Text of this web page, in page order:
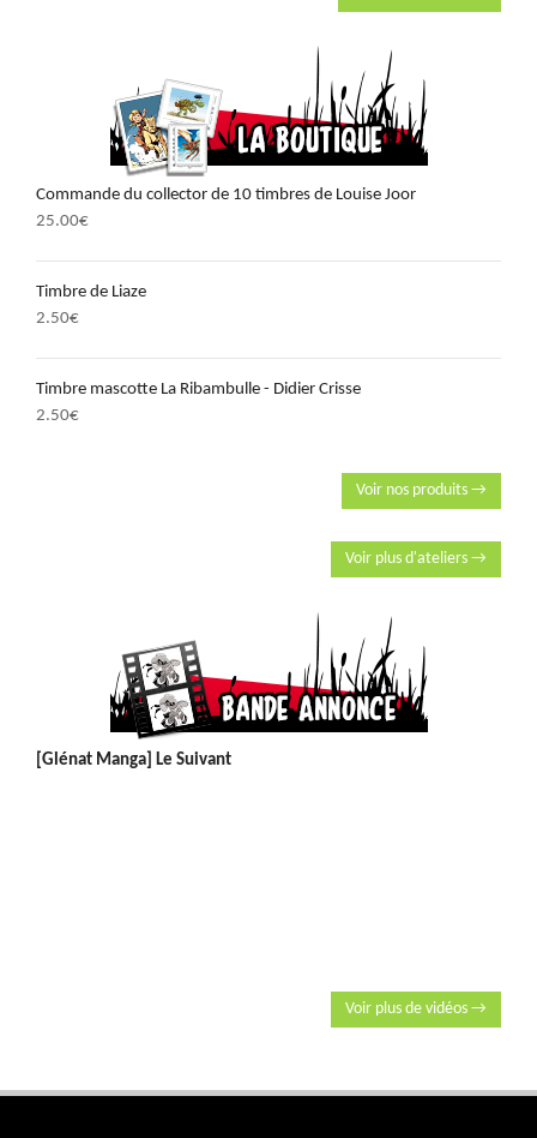
Commande du collector de 10 timbres de Louise Joor
25.00€
Timbre de Liaze
2.50€
Timbre mascotte La Ribambulle - Didier Crisse
2.50€
Voir nos produits →
Voir plus d'ateliers →
[Glénat Manga] Le Suivant
Voir plus de vidéos →